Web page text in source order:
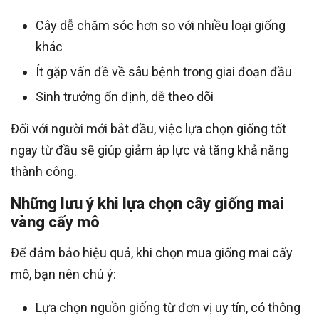
Cây dễ chăm sóc hơn so với nhiều loại giống
khác
Ít gặp vấn đề về sâu bệnh trong giai đoạn đầu
Sinh trưởng ổn định, dễ theo dõi
Đối với người mới bắt đầu, việc lựa chọn giống tốt
ngay từ đầu sẽ giúp giảm áp lực và tăng khả năng
thành công.
Những lưu ý khi lựa chọn cây giống mai
vàng cấy mô
Để đảm bảo hiệu quả, khi chọn mua giống mai cấy
mô, bạn nên chú ý:
Lựa chọn nguồn giống từ đơn vị uy tín, có thông